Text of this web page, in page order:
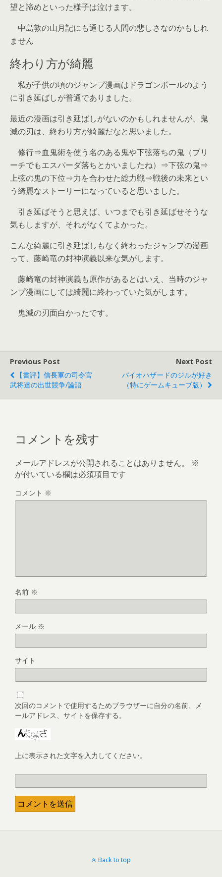
望と諦めといった様子は泣けます。
中島敦の山月記にも通じる人間の悲しさなのかもしれ
ません
終わり方が綺麗
私が子供の頃のジャンプ漫画はドラゴンボールのよう
に引き延ばしが普通でありました。
最近の漫画は引き延ばしがないのかもしれませんが、鬼
滅の刃は、終わり方が綺麗だなと思いました。
修行⇒血鬼術を使う名のある鬼や下弦落ちの鬼（ブリ
ーチでもエスパーダ落ちとかいましたね）⇒下弦の鬼⇒
上弦の鬼の下位⇒力を合わせた総力戦⇒戦後の未来とい
う綺麗なストーリーになっていると思いました。
引き延ばそうと思えば、いつまでも引き延ばせそうな
気もしますが、それがなくてよかった。
こんな綺麗に引き延ばしもなく終わったジャンプの漫画
って、藤崎竜の封神演義以来な気がします。
藤崎竜の封神演義も原作があるとはいえ、当時のジャ
ンプ漫画にしては綺麗に終わっていた気がします。
鬼滅の刃面白かったです。
Previous Post
【書評】信長軍の司令官
武将達の出世競争/論語
Next Post
バイオハザードのジルが好き
（特にゲームキューブ版）
コメントを残す
メールアドレスが公開されることはありません。
※
が付いている欄は必須項目です
コメント ※
名前 ※
メール ※
サイト
次回のコメントで使用するためブラウザーに自分の名前、メ
ールアドレス、サイトを保存する。
上に表示された文字を入力してください。
Back to top